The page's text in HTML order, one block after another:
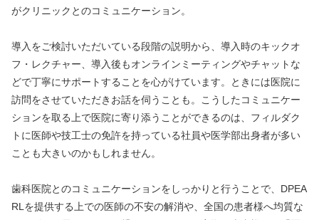
がクリニックとのコミュニケーション。
導入をご検討いただいている段階の説明から、導入時のキックオ
フ・レクチャー、導入後もオンラインミーティングやチャットな
どで丁寧にサポートすることを心がけています。ときには医院に
訪問をさせていただきお話を伺うことも。こうしたコミュニケー
ションを取る上で医院に寄り添うことができるのは、フィルダク
トに医師や技工士の免許を持っている社員や医学部出身者が多い
ことも大きいのかもしれません。
歯科医院とのコミュニケーションをしっかりと行うことで、DPEA
RLを提供する上での医師の不安の解消や、全国の患者様へ均質な